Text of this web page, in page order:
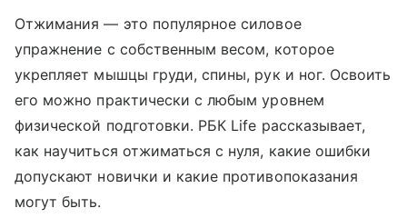
Отжимания — это популярное силовое
упражнение с собственным весом, которое
укрепляет мышцы груди, спины, рук и ног. Освоить
его можно практически с любым уровнем
физической подготовки. РБК Life рассказывает,
как научиться отжиматься с нуля, какие ошибки
допускают новички и какие противопоказания
могут быть.